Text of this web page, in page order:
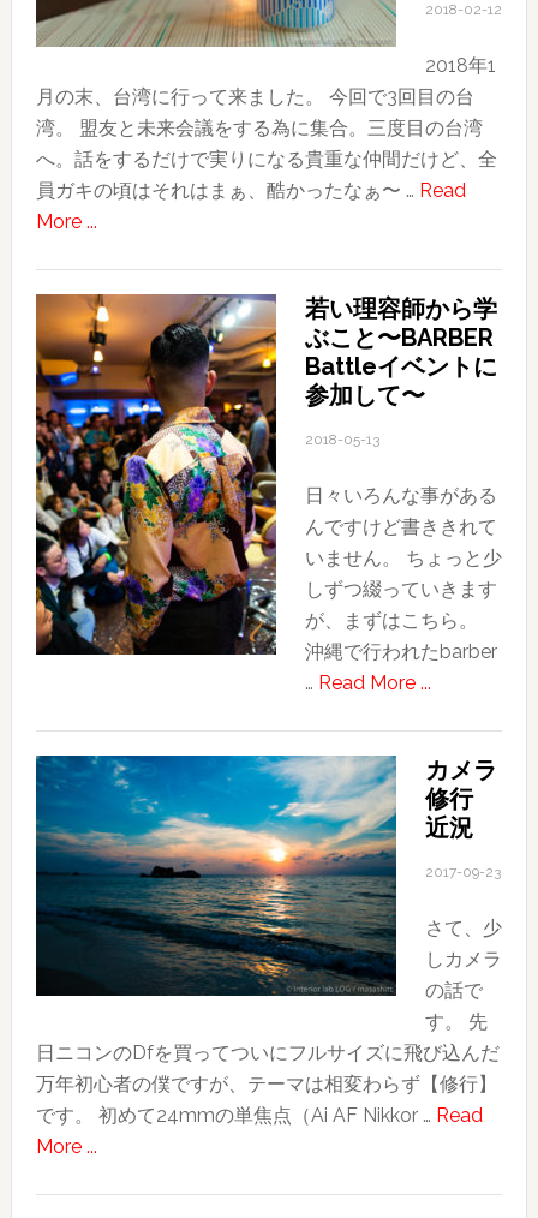
2018-02-12
2018年1
月の末、台湾に行って来ました。 今回で3回目の台
湾。 盟友と未来会議をする為に集合。三度目の台湾
へ。話をするだけで実りになる貴重な仲間だけど、全
員ガキの頃はそれはまぁ、酷かったなぁ〜 … Read
More ...about
湾
旅
行
記〜
そ
の
1〜
旅
の
目
的
若い理容師から学
ぶこと〜BARBER
Battleイベントに
参加して〜
2018-05-13
日々いろんな事がある
んですけど書ききれて
いません。 ちょっと少
しずつ綴っていきます
が、まずはこちら。
沖縄で行われたbarber
… Read More ...about
理
容
師
か
学
ぶ
こ
と〜
BARBER
Battle
イ
カメラ
修行
近況
2017-09-23
さて、少
しカメラ
の話で
す。 先
日ニコンのDfを買ってついにフルサイズに飛び込んだ
万年初心者の僕ですが、テーマは相変わらず【修行】
です。 初めて24mmの単焦点（Ai AF Nikkor … Read
More ...about